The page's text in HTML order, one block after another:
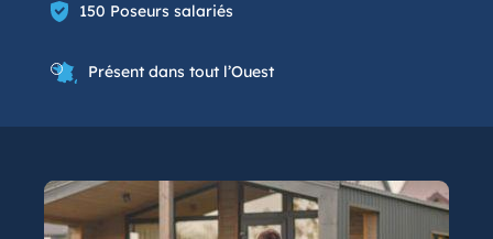
150 Poseurs salariés
Présent dans tout l’Ouest